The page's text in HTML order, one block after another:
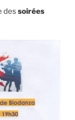
des soirées